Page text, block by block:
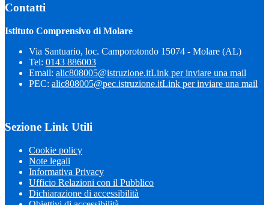
Contatti
Istituto Comprensivo di Molare
Via Santuario, loc. Camporotondo 15074 - Molare (AL)
Tel: 0143 886003
Email: alic808005@istruzione.itLink per inviare una mail
PEC: alic808005@pec.istruzione.itLink per inviare una mail
Sezione Link Utili
Cookie policy
Note legali
Informativa Privacy
Ufficio Relazioni con il Pubblico
Dichiarazione di accessibilità